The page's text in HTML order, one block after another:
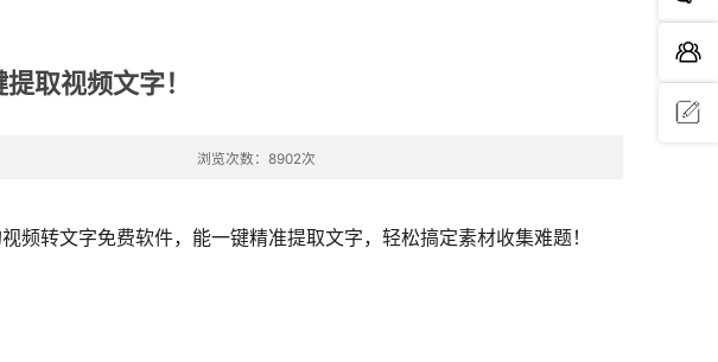
取视频文字！
浏览次数：8902次
转文字免费软件，能一键精准提取文字，轻松搞定素材收集难题！